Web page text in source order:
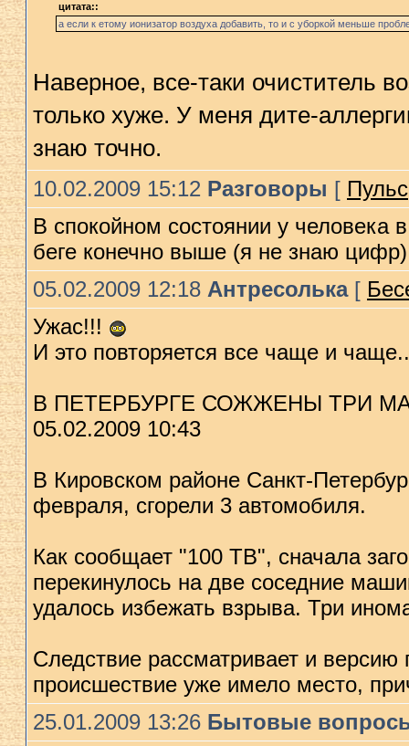
цитата::
а если к етому иoнизатор воздуха добавить, то и с уборкой меньше
Наверное, все-таки очиститель
только хуже. У меня дите-
знаю точно.
10.02.2009 15:12 Разговоры [ Пульс
В спокойном состоянии у человека
беге конечно выше (я не знаю
05.02.2009 12:18 Антресолька[
Ужас!!!
И это повторяется все чаще и
В ПЕТЕРБУРГЕ СОЖЖЕНЫ ТРИ
05.02.2009 10:43
В Кировском районе Санкт-
февраля, сгорели 3 автомобиля.
Как сообщает "100 ТВ", сначала
перекинулось на две соседние
удалось избежать взрыва. Три
Следствие рассматривает и
происшествие уже имело место,
25.01.2009 13:26 Бытовые